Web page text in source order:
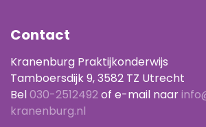
Contact
Kranenburg Praktijkonderwijs
Tamboersdijk 9, 3582 TZ Utrecht
Bel030-2512492of e-mail naar
kranenburg.nl